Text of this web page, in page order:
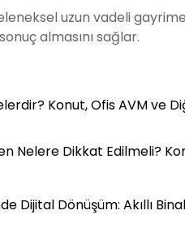
uzun vadeli
almasını sağlar.
Konut, Ofis AVM ve
Nelere Dikkat Edilmeli?
Dijital Dönüşüm: Akıllı